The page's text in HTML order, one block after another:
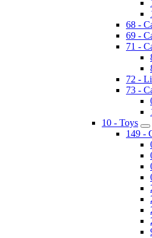
68 -
69 -
71 -
72 -
73 -
10 - Toys
149 -